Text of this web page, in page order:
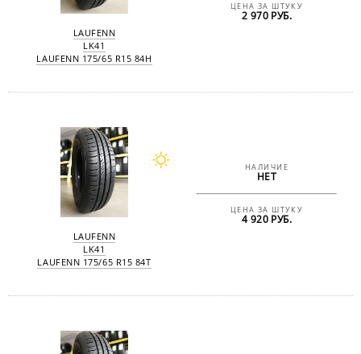
LAUFENN
LK41
LAUFENN 175/65 R15 84H
ЦЕНА ЗА ШТУКУ
2 970 РУБ.
LAUFENN
LK41
LAUFENN 175/65 R15 84T
НАЛИЧИЕ
НЕТ
ЦЕНА ЗА ШТУКУ
4 920 РУБ.